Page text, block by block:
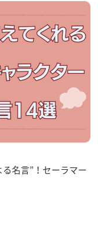
名言”！セーラマー